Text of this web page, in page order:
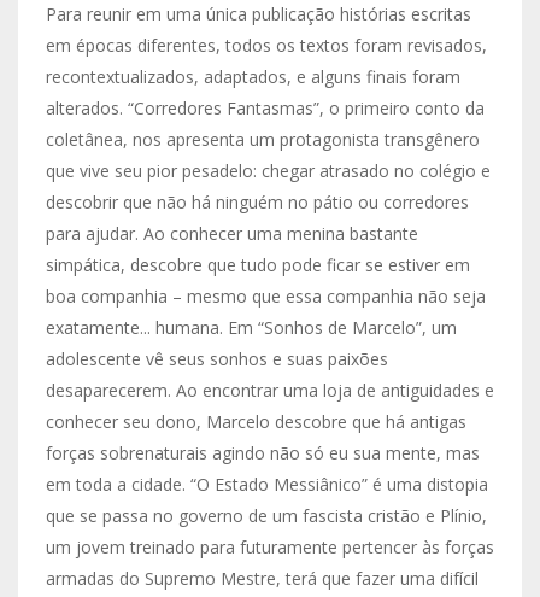
Para reunir em uma única publicação histórias escritas
em épocas diferentes, todos os textos foram revisados,
recontextualizados, adaptados, e alguns finais foram
alterados. “Corredores Fantasmas”, o primeiro conto da
coletânea, nos apresenta um protagonista transgênero
que vive seu pior pesadelo: chegar atrasado no colégio e
descobrir que não há ninguém no pátio ou corredores
para ajudar. Ao conhecer uma menina bastante
simpática, descobre que tudo pode ficar se estiver em
boa companhia – mesmo que essa companhia não seja
exatamente... humana. Em “Sonhos de Marcelo”, um
adolescente vê seus sonhos e suas paixões
desaparecerem. Ao encontrar uma loja de antiguidades e
conhecer seu dono, Marcelo descobre que há antigas
forças sobrenaturais agindo não só eu sua mente, mas
em toda a cidade. “O Estado Messiânico” é uma distopia
que se passa no governo de um fascista cristão e Plínio,
um jovem treinado para futuramente pertencer às forças
armadas do Supremo Mestre, terá que fazer uma difícil